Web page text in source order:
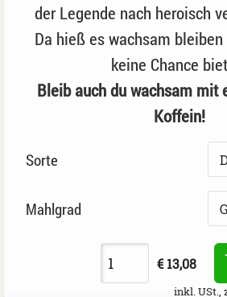
der Legende nach heroisch
Da hieß es wachsam
keine Chance
Bleib auch du wachsam mit
Koffein!
Sorte
Mahlgrad
€ 13,08
inkl. USt.,